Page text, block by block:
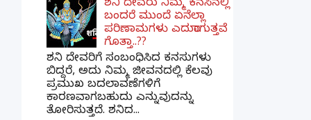
ಶನಿ ದೇವರು ನಿಮ್ಮ ಕನಸಿನಲ್ಲಿ
ಬಂದರೆ ಮುಂದೆ ಏನೆಲ್ಲಾ
ಪರಿಣಾಮಗಳು ಎದುರಾಗುತ್ತವೆ
ಗೊತ್ತಾ..??
ಶನಿ ದೇವರಿಗೆ ಸಂಬಂಧಿಸಿದ ಕನಸುಗಳು
ಬಿದ್ದರೆ, ಅದು ನಿಮ್ಮ ಜೀವನದಲ್ಲಿ ಕೆಲವು
ಪ್ರಮುಖ ಬದಲಾವಣೆಗಳಿಗೆ
ಕಾರಣವಾಗಬಹುದು ಎನ್ನುವುದನ್ನು
ತೋರಿಸುತ್ತದೆ. ಶನಿದ...